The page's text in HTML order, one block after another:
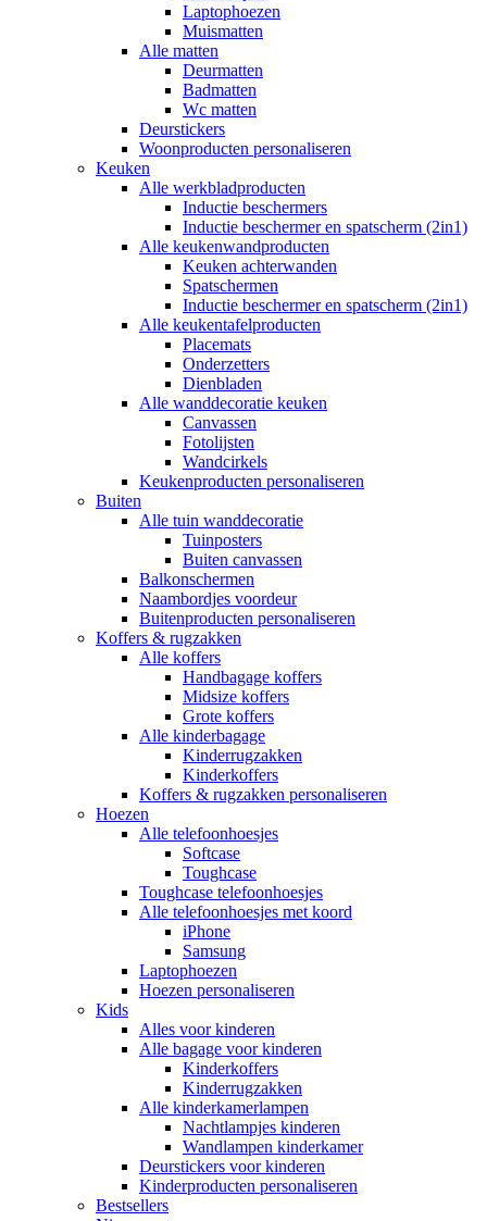
Laptophoezen
Muismatten
Alle matten
Deurmatten
Badmatten
Wc matten
Deurstickers
Woonproducten personaliseren
Keuken
Alle werkbladproducten
Inductie beschermers
Inductie beschermer en spatscherm (2in1)
Alle keukenwandproducten
Keuken achterwanden
Spatschermen
Inductie beschermer en spatscherm (2in1)
Alle keukentafelproducten
Placemats
Onderzetters
Dienbladen
Alle wanddecoratie keuken
Canvassen
Fotolijsten
Wandcirkels
Keukenproducten personaliseren
Buiten
Alle tuin wanddecoratie
Tuinposters
Buiten canvassen
Balkonschermen
Naambordjes voordeur
Buitenproducten personaliseren
Koffers & rugzakken
Alle koffers
Handbagage koffers
Midsize koffers
Grote koffers
Alle kinderbagage
Kinderrugzakken
Kinderkoffers
Koffers & rugzakken personaliseren
Hoezen
Alle telefoonhoesjes
Softcase
Toughcase
Toughcase telefoonhoesjes
Alle telefoonhoesjes met koord
iPhone
Samsung
Laptophoezen
Hoezen personaliseren
Kids
Alles voor kinderen
Alle bagage voor kinderen
Kinderkoffers
Kinderrugzakken
Alle kinderkamerlampen
Nachtlampjes kinderen
Wandlampen kinderkamer
Deurstickers voor kinderen
Kinderproducten personaliseren
Bestsellers